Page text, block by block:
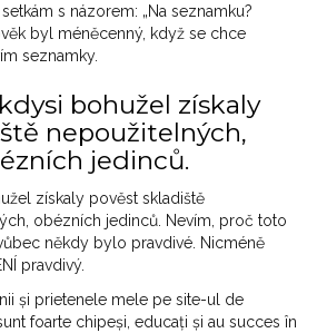
s názorem: „Na seznamku?
byl méněcenný, když se chce
seznamky.
bohužel získaly
nepoužitelných,
jedinců.
získaly pověst skladiště
obézních jedinců. Nevím, proč toto
někdy bylo pravdivé. Nicméně
pravdivý.
și prietenele mele pe site-ul de
foarte chipeși, educați și au succes în